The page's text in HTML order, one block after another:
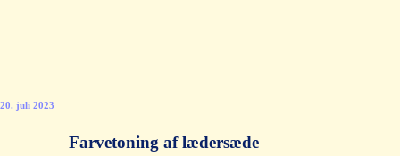
20. juli 2023
Farvetoning af lædersæde